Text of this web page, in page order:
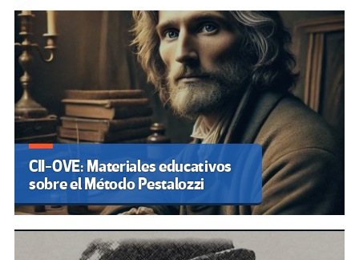
CII-OVE: Materiales educativos
sobre el Método Pestalozzi